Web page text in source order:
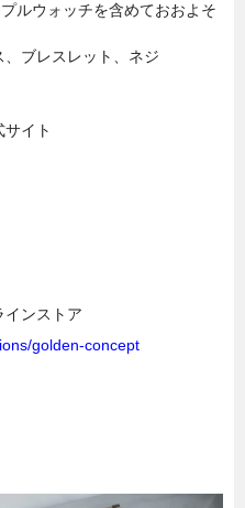
ルウォッチを含めておおよそ
ブレスレット、ネジ
サイト
インストア
golden-concept